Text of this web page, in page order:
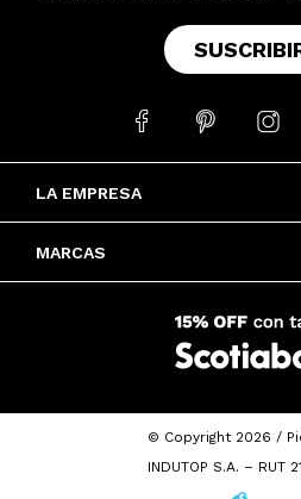
LA EMPRESA
MARCAS
  
© Copyright 2026 /
INDUTOP S.A. – RUT